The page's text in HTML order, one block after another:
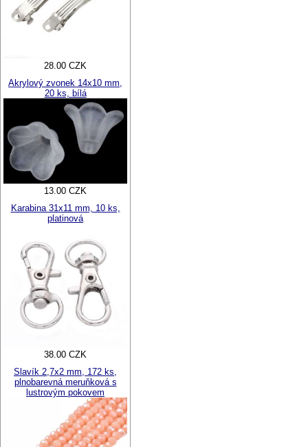
28.00 CZK
Akrylový zvonek 14x10 mm,
20 ks, bílá
13.00 CZK
Karabina 31x11 mm, 10 ks,
platinová
38.00 CZK
Slavík 2,7x2 mm, 172 ks,
plnobarevná meruňková s
lustrovým pokovem